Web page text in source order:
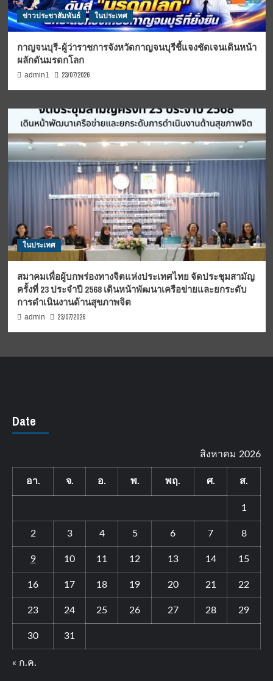
ข่าวประชาสัมพันธ์ ในประเทศ
กาญจนบุรี-ผู้ว่าราชการจังหวัดกาญจนบุรีชี้แจงชัดเจนเดินหน้า
ผลักดันมรดกโลก
admin1 23/07/2026
ในประเทศ
สมาคมเพื่อผู้บกพร่องทางจิตแห่งประเทศไทย จัดประชุมสามัญ
ครั้งที่ 23 ประจำปี 2568 เดินหน้าพัฒนาเครือข่ายและยกระดับ
การดำเนินงานด้านสุขภาพจิต
admin 23/07/2026
Date
สิงหาคม 2026
อา. จ. อ. พ. พฤ. ศ. ส.
1
2 3 4 5 6 7 8
9 10 11 12 13 14 15
16 17 18 19 20 21 22
23 24 25 26 27 28 29
30 31
« ก.ค.